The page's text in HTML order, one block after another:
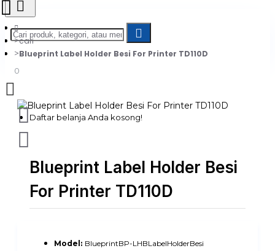
0
Daftar belanja Anda kosong!
cari
Blueprint Label Holder Besi For Printer TD110D
Blueprint Label Holder Besi
For Printer TD110D
Model: BlueprintBP-LHBLabelHolderBesi